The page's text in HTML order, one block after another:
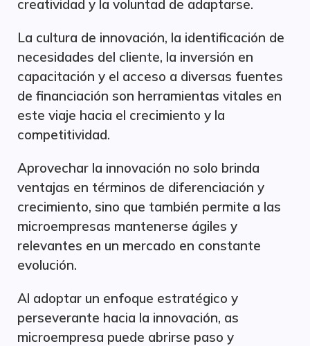
creatividad y la voluntad de adaptarse.
La cultura de innovación, la identificación de
necesidades del cliente, la inversión en
capacitación y el acceso a diversas fuentes
de financiación son herramientas vitales en
este viaje hacia el crecimiento y la
competitividad.
Aprovechar la innovación no solo brinda
ventajas en términos de diferenciación y
crecimiento, sino que también permite a las
microempresas mantenerse ágiles y
relevantes en un mercado en constante
evolución.
Al adoptar un enfoque estratégico y
perseverante hacia la innovación, as
microempresa puede abrirse paso y